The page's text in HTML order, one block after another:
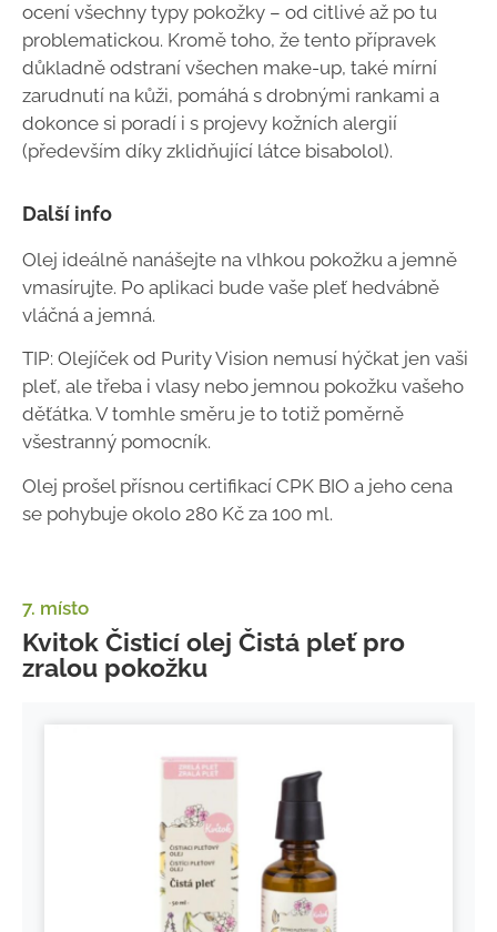
ocení všechny typy pokožky – od citlivé až po tu
problematickou. Kromě toho, že tento přípravek
důkladně odstraní všechen make-up, také mírní
zarudnutí na kůži, pomáhá s drobnými rankami a
dokonce si poradí i s projevy kožních alergií
(především díky zklidňující látce bisabolol).
Další info
Olej ideálně nanášejte na vlhkou pokožku a jemně
vmasírujte. Po aplikaci bude vaše pleť hedvábně
vláčná a jemná.
TIP: Olejíček od Purity Vision nemusí hýčkat jen vaši
pleť, ale třeba i vlasy nebo jemnou pokožku vašeho
děťátka. V tomhle směru je to totiž poměrně
všestranný pomocník.
Olej prošel přísnou certifikací CPK BIO a jeho cena
se pohybuje okolo 280 Kč za 100 ml.
7. místo
Kvitok Čisticí olej Čistá pleť pro
zralou pokožku